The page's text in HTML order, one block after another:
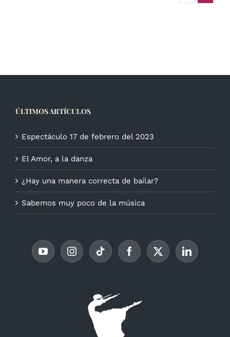
ÚLTIMOS ARTÍCULOS
Espectáculo 17 de febrero del 2023
El Amor, a la danza
¿Hay una manera correcta de bailar?
Sabemos muy poco de la música